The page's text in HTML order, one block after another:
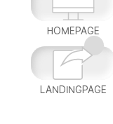
HOMEPAGE
LANDINGPAGE